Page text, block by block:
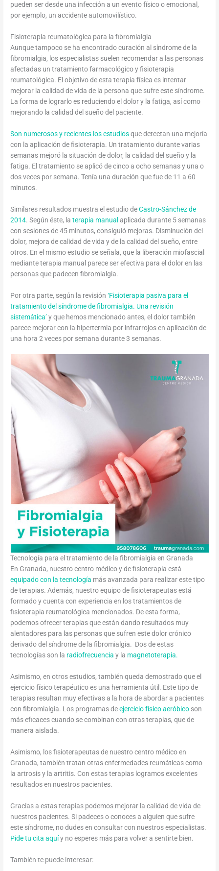
pueden ser desde una infección a un evento físico o emocional,
por ejemplo, un accidente automovilístico.
Fisioterapia reumatológica para la fibromialgia
Aunque tampoco se ha encontrado curación al síndrome de la
fibromialgia, los especialistas suelen recomendar a las personas
afectadas un tratamiento farmacológico y fisioterapia
reumatológica. El objetivo de esta terapia física es intentar
mejorar la calidad de vida de la persona que sufre este síndrome.
La forma de lograrlo es reduciendo el dolor y la fatiga, así como
mejorando la calidad del sueño del paciente.
Son numerosos y recientes los estudiosque detectan una mejoría
con la aplicación de fisioterapia. Un tratamiento durante varias
semanas mejoró la situación de dolor, la calidad del sueño y la
fatiga. El tratamiento se aplicó de cinco a ocho semanas y una o
dos veces por semana. Tenía una duración que fue de 11 a 60
minutos.
Similares resultados muestra el estudio deCastro-Sánchez de
2014. Según éste, laterapia manual aplicada durante 5 semanas
con sesiones de 45 minutos, consiguió mejoras. Disminución del
dolor, mejora de calidad de vida y de la calidad del sueño, entre
otros. En el mismo estudio se señala, que la liberación miofascial
mediante terapia manual parece ser efectiva para el dolor en las
personas que padecen fibromialgia.
Por otra parte, según la revisión‘Fisioterapia pasiva para el
tratamiento del síndrome de fibromialgia. Una revisión
sistemática’y que hemos mencionado antes, el dolor también
parece mejorar con la hipertermia por infrarrojos en aplicación de
una hora 2 veces por semana durante 3 semanas.
Tecnología para el tratamiento de la fibromialgia en Granada
En Granada, nuestro centro médico y de fisioterapia está
equipado con la tecnología más avanzada para realizar este tipo
de terapias. Además, nuestro equipo de fisioterapeutas está
formado y cuenta con experiencia en los tratamientos de
fisioterapia reumatológica mencionados. De esta forma,
podemos ofrecer terapias que están dando resultados muy
alentadores para las personas que sufren este dolor crónico
derivado del síndrome de la fibromialgia. Dos de estas
tecnologías son la radiofrecuencia y la magnetoterapia.
Asimismo, en otros estudios, también queda demostrado que el
ejercicio físico terapéutico es una herramienta útil. Este tipo de
terapias resultan muy efectivas a la hora de abordar a pacientes
con fibromialgia. Los programas deejercicio físico aeróbico son
más eficaces cuando se combinan con otras terapias, que de
manera aislada.
Asimismo, los fisioterapeutas de nuestro centro médico en
Granada, también tratan otras enfermedades reumáticas como
la artrosis y la artritis. Con estas terapias logramos excelentes
resultados en nuestros pacientes.
Gracias a estas terapias podemos mejorar la calidad de vida de
nuestros pacientes. Si padeces o conoces a alguien que sufre
este síndrome, no dudes en consultar con nuestros especialistas.
Pide tu cita aquíy no esperes más para volver a sentirte bien.
También te puede interesar: